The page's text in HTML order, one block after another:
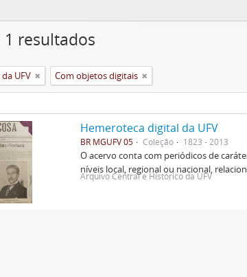
resultados
UFV Com objetos digitais
Hemeroteca digital da UFV
BR MGUFV 05 Coleção 1823 - 2013
O acervo conta com periódicos de
níveis local, regional ou nacional,
Arquivo Central e Histórico da UFV